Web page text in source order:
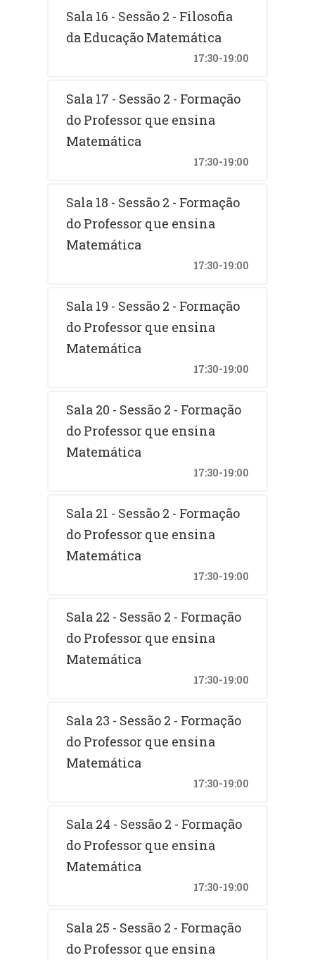
Sala 16 - Sessão 2 - Filosofia
da Educação Matemática
17:30-19:00
Sala 17 - Sessão 2 - Formação
do Professor que ensina
Matemática
17:30-19:00
Sala 18 - Sessão 2 - Formação
do Professor que ensina
Matemática
17:30-19:00
Sala 19 - Sessão 2 - Formação
do Professor que ensina
Matemática
17:30-19:00
Sala 20 - Sessão 2 - Formação
do Professor que ensina
Matemática
17:30-19:00
Sala 21 - Sessão 2 - Formação
do Professor que ensina
Matemática
17:30-19:00
Sala 22 - Sessão 2 - Formação
do Professor que ensina
Matemática
17:30-19:00
Sala 23 - Sessão 2 - Formação
do Professor que ensina
Matemática
17:30-19:00
Sala 24 - Sessão 2 - Formação
do Professor que ensina
Matemática
17:30-19:00
Sala 25 - Sessão 2 - Formação
do Professor que ensina